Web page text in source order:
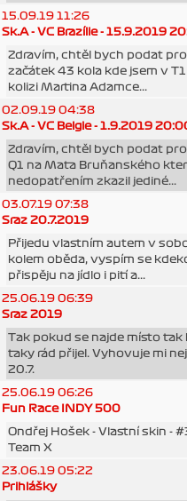
15.09.19 11:26
Sk.A - VC Brazílie - 15.9.2019
Zdravím, chtěl bych podat
začátek 43 kola kde jsem v
kolizi Martina Adamce...
02.09.19 04:38
Sk.A - VC Belgie - 1.9.2019
Zdravím, chtěl bych podat
Q1 na Maťa Bruňanského
nedopatřením zkazil jediné...
03.07.19 07:38
Sraz 20.7.2019
Přijedu vlastním autem v
kolem oběda, vyspím se
přispěju na jídlo i pití a...
25.06.19 06:39
Sraz 2019
Tak pokud se najde místo tak
taky rád přijel. Vyhovuje mi
20.7.
25.06.19 06:26
Fun Race INDY 500
Ondřej Hošek - Vlastní skin -
Team X
23.06.19 05:22
Prihlášky